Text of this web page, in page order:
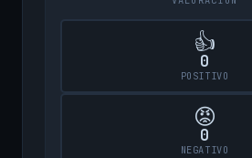
👍
0
POSITIVO
😡
0
NEGATIVO